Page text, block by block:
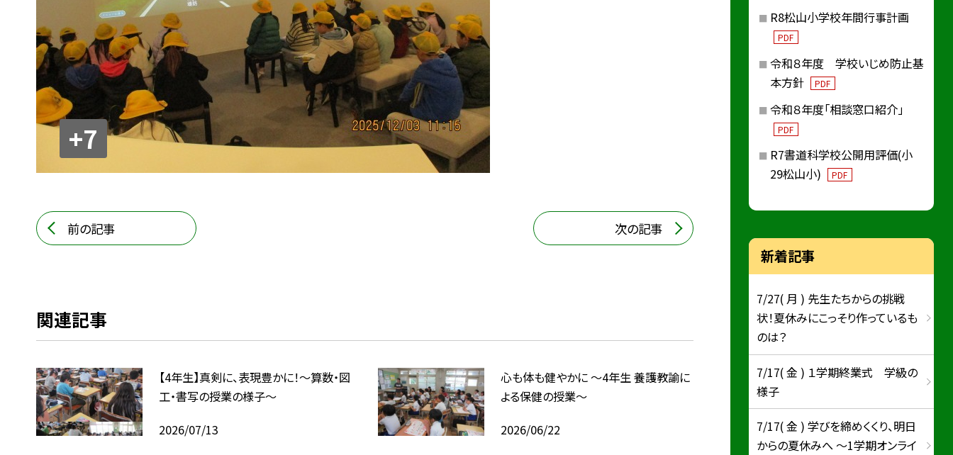
+7
前の記事 次の記事
関連記事
【4年生】真剣に、表現豊かに！〜算数・図
工・書写の授業の様子〜
2026/07/13
心も体も健やかに ～4年生 養護教諭に
よる保健の授業～
2026/06/22
R8松山小学校年間行事計画
PDF
令和８年度 学校いじめ防止基
本方針
PDF
令和８年度「相談窓口紹介」
PDF
R7書道科学校公開用評価(小
29松山小)
PDF
新着記事
7/27( 月 ) 先生たちからの挑戦
状！夏休みにこっそり作っているも
のは？
7/17( 金 ) １学期終業式 学級の
様子
7/17( 金 ) 学びを締めくくり、明日
からの夏休みへ ～1学期オンライ